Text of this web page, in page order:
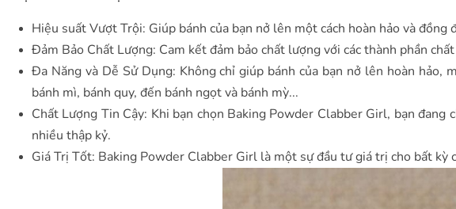
Hiệu suất Vượt Trội: Giúp bánh của bạn nở lên một cách hoàn hảo và đồng
Đảm Bảo Chất Lượng: Cam kết đảm bảo chất lượng với các thành phần
Đa Năng và Dễ Sử Dụng: Không chỉ giúp bánh của bạn nở lên hoàn hảo,
bánh mì, bánh quy, đến bánh ngọt và bánh mỳ...
Chất Lượng Tin Cậy: Khi bạn chọn Baking Powder Clabber Girl, bạn
nhiều thập kỷ.
Giá Trị Tốt: Baking Powder Clabber Girl là một sự đầu tư giá trị cho bất